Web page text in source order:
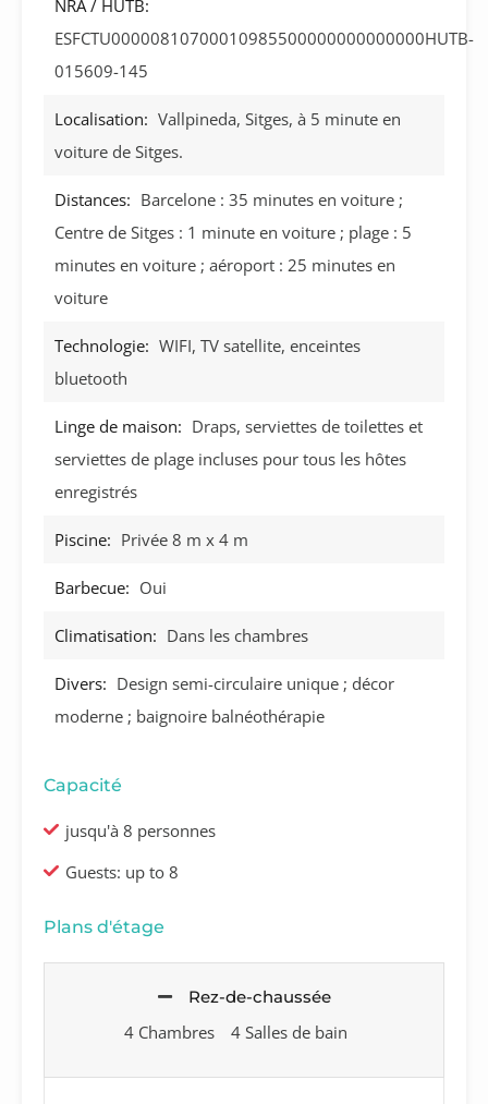
NRA / HUTB:
ESFCTU00000810700010985500000000000000HUTB-
015609-145
Localisation: Vallpineda, Sitges, à 5 minute en
voiture de Sitges.
Distances: Barcelone : 35 minutes en voiture ;
Centre de Sitges : 1 minute en voiture ; plage : 5
minutes en voiture ; aéroport : 25 minutes en
voiture
Technologie: WIFI, TV satellite, enceintes
bluetooth
Linge de maison: Draps, serviettes de toilettes et
serviettes de plage incluses pour tous les hôtes
enregistrés
Piscine: Privée 8 m x 4 m
Barbecue: Oui
Climatisation: Dans les chambres
Divers: Design semi-circulaire unique ; décor
moderne ; baignoire balnéothérapie
Capacité
jusqu'à 8 personnes
Guests: up to 8
Plans d'étage
Rez-de-chaussée
4 Chambres 4 Salles de bain